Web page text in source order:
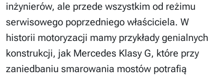
inżynierów, ale przede wszystkim od reżimu
serwisowego poprzedniego właściciela. W
historii motoryzacji mamy przykłady genialnych
konstrukcji, jak Mercedes Klasy G, które przy
zaniedbaniu smarowania mostów potrafią